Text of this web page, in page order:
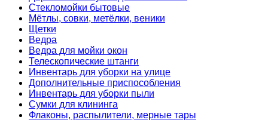
Стекломойки бытовые
Мётлы, совки, метёлки, веники
Щетки
Ведра
Ведра для мойки окон
Телескопические штанги
Инвентарь для уборки на улице
Дополнительные приспособления
Инвентарь для уборки пыли
Сумки для клининга
Флаконы, распылители, мерные тары